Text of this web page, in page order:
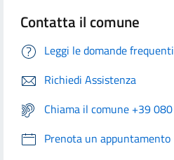
Contatta il comune
Leggi le domande frequenti
Richiedi Assistenza
Chiama il comune +39
Prenota un appuntamento